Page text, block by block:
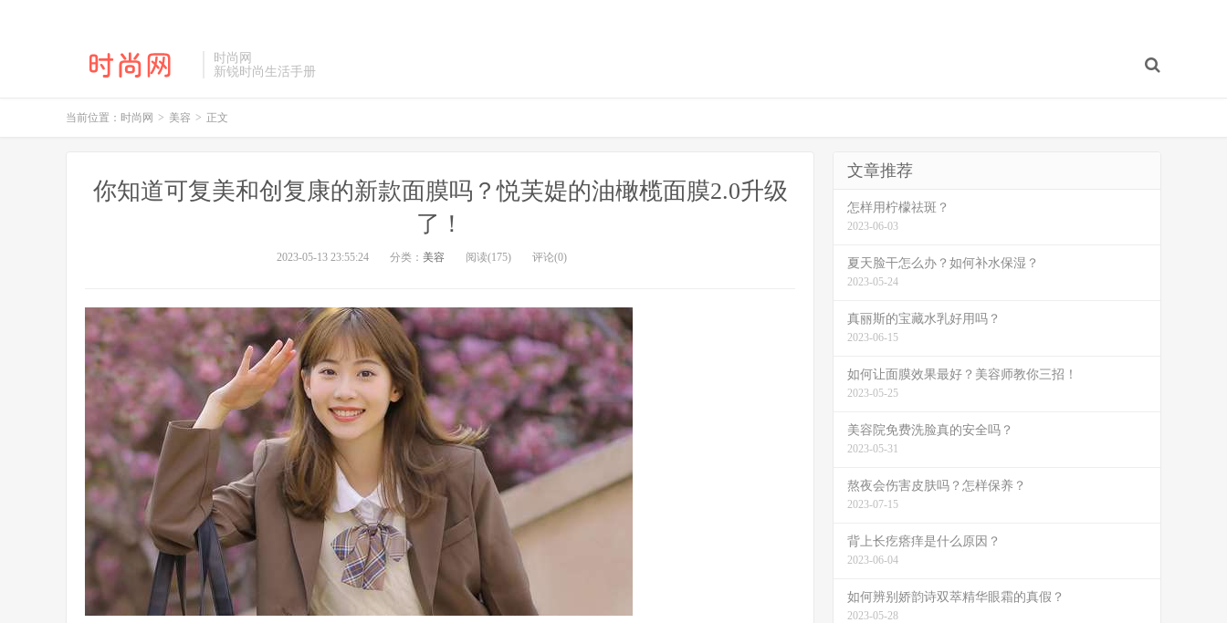
时尚网
新锐时尚生活手册
当前位置： 时尚网 > 美容 > 正文
你知道可复美和创复康的新款面膜吗？悦芙媞的油橄榄面膜2.0升级
了！
2023-05-13 23:55:24 分类： 美容 阅读(175) 评论(0)
文章推荐
怎样用柠檬祛斑？
2023-06-03
夏天脸干怎么办？如何补水保湿？
2023-05-24
真丽斯的宝藏水乳好用吗？
2023-06-15
如何让面膜效果最好？美容师教你三招！
2023-05-25
美容院免费洗脸真的安全吗？
2023-05-31
熬夜会伤害皮肤吗？怎样保养？
2023-07-15
背上长疙瘩痒是什么原因？
2023-06-04
如何辨别娇韵诗双萃精华眼霜的真假？
2023-05-28